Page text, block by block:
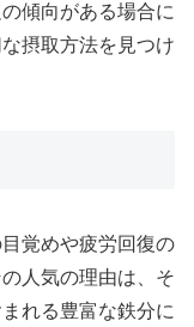
傾向がある場合に
摂取方法を見つけ
覚めや疲労回復の
人気の理由は、そ
れる豊富な鉄分に